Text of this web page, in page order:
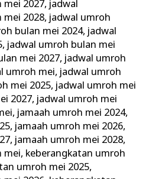
mei 2027, jadwal
mei 2028, jadwal umroh
bulan mei 2024, jadwal
, jadwal umroh bulan mei
mei 2027, jadwal umroh
umroh mei, jadwal umroh
mei 2025, jadwal umroh mei
2027, jadwal umroh mei
, jamaah umroh mei 2024,
, jamaah umroh mei 2026,
, jamaah umroh mei 2028,
mei, keberangkatan umroh
umroh mei 2025,